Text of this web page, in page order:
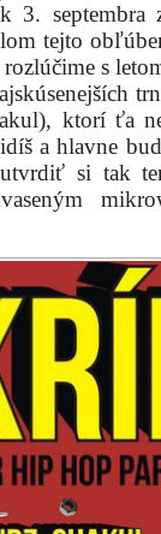
septembra
tejto
s
ktorí ťa
a hlavne
si tak